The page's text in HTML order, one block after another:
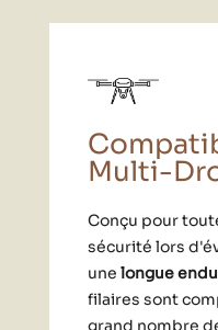
Multi-
Conçu pour
sécurité lors
une longue
filaires sont
grand nombre